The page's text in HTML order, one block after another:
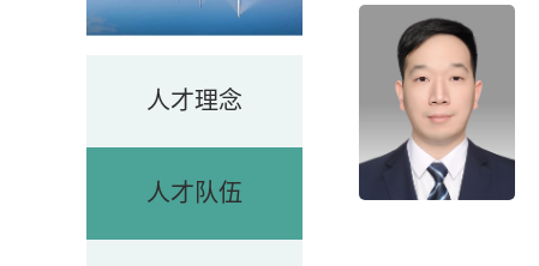
人才理念
人才队伍